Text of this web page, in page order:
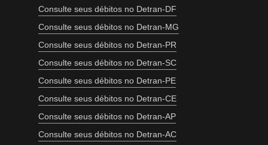
Consulte seus débitos no Detran-DF
Consulte seus débitos no Detran-MG
Consulte seus débitos no Detran-PR
Consulte seus débitos no Detran-SC
Consulte seus débitos no Detran-PE
Consulte seus débitos no Detran-CE
Consulte seus débitos no Detran-AP
Consulte seus débitos no Detran-AC